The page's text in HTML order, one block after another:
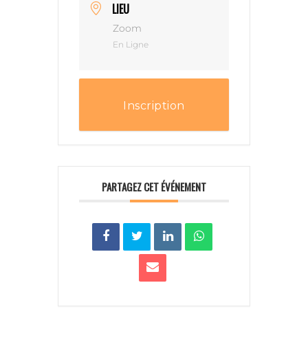
LIEU
Zoom
En Ligne
Inscription
PARTAGEZ CET ÉVÉNEMENT